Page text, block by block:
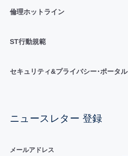
倫理ホットライン
ST行動規範
セキュリティ&プライバシー･ポータル
ニュースレター 登録
メールアドレス